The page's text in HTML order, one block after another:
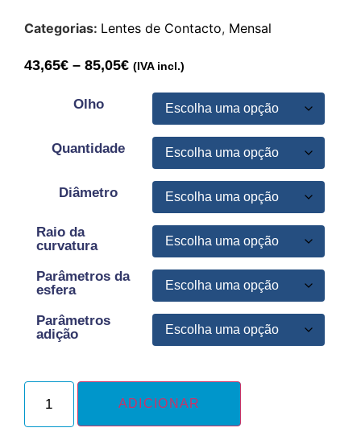
Categorias: Lentes de Contacto, Mensal
43,65€ – 85,05€ (IVA incl.)
Olho
Quantidade
Diâmetro
Raio da
curvatura
Parâmetros da
esfera
Parâmetros
adição
ADICIONAR